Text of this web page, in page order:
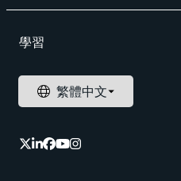
學習